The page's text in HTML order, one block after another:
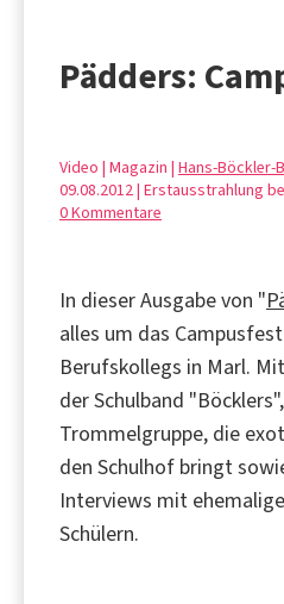
Pädders:
Video | Magazin | Hans-Böckler-
09.08.2012 | Erstausstrahlung
0 Kommentare
In dieser Ausgabe von "
alles um das
Berufskollegs in Marl.
der Schulband
Trommelgruppe, die
den Schulhof bringt
Interviews mit
Schülern.